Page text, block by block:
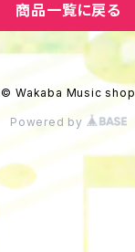
商品一覧に戻る
© Wakaba Music shop
Powered by